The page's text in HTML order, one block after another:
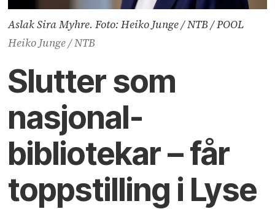
Aslak Sira Myhre. Foto: Heiko Junge / NTB / POOL
Heiko Junge / NTB
Slutter som
nasjonal­
bibliotekar – får
toppstilling i Lyse